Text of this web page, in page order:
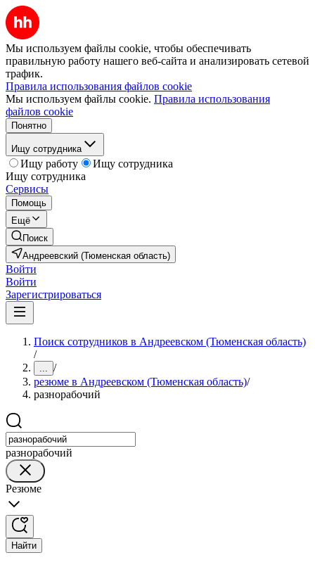
Мы используем файлы cookie, чтобы обеспечивать
правильную работу нашего веб-сайта и анализировать сетевой
трафик.
Правила использования файлов cookie
Мы используем файлы cookie. Правила использования
файлов cookie
Понятно
Ищу сотрудника
Ищу работу
Ищу сотрудника
Ищу сотрудника
Сервисы
Помощь
Ещё
Поиск
Андреевский (Тюменская область)
Войти
Войти
Зарегистрироваться
Поиск сотрудников в Андреевском (Тюменская область)
/
... /
резюме в Андреевском (Тюменская область)/
разнорабочий
разнорабочий
Резюме
Найти